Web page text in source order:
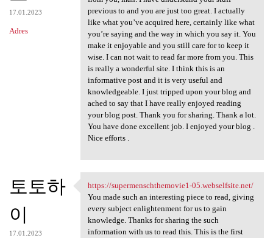
17.01.2023
Adres
previous to and you are just too great. I actually
like what you’ve acquired here, certainly like what
you’re saying and the way in which you say it. You
make it enjoyable and you still care for to keep it
wise. I can not wait to read far more from you. This
is really a wonderful site. I think this is an
informative post and it is very useful and
knowledgeable. I just tripped upon your blog and
ached to say that I have really enjoyed reading
your blog post. Thank you for sharing. Thank a lot.
You have done excellent job. I enjoyed your blog .
Nice efforts .
토토하
이
17.01.2023
https://supermenschthemovie1
https://supermenschthemovie1-05.webselfsite.net/
You made such an interesting piece to read, giving
every subject enlightenment for us to gain
knowledge. Thanks for sharing the such
information with us to read this. This is the first